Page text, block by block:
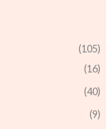
(105)
(16)
(40)
(9)